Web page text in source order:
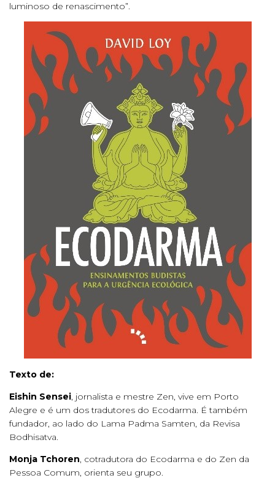
luminoso de renascimento”.
Texto de:
Eishin Sensei, jornalista e mestre Zen, vive em Porto
Alegre e é um dos tradutores do Ecodarma. É também
fundador, ao lado do Lama Padma Samten, da Revisa
Bodhisatva.
Monja Tchoren, cotradutora do Ecodarma e do Zen da
Pessoa Comum, orienta seu grupo.